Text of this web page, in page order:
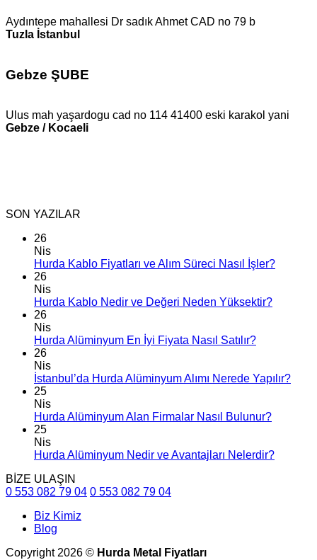
Aydıntepe mahallesi Dr sadık Ahmet CAD no 79 b
Tuzla İstanbul
Gebze ŞUBE
Ulus mah yaşardogu cad no 114 41400 eski karakol yani
Gebze / Kocaeli
SON YAZILAR
26
Nis
Hurda Kablo Fiyatları ve Alım Süreci Nasıl İşler?
26
Nis
Hurda Kablo Nedir ve Değeri Neden Yüksektir?
26
Nis
Hurda Alüminyum En İyi Fiyata Nasıl Satılır?
26
Nis
İstanbul’da Hurda Alüminyum Alımı Nerede Yapılır?
25
Nis
Hurda Alüminyum Alan Firmalar Nasıl Bulunur?
25
Nis
Hurda Alüminyum Nedir ve Avantajları Nelerdir?
BİZE ULAŞIN
0 553 082 79 04 0 553 082 79 04
Biz Kimiz
Blog
Copyright 2026 © Hurda Metal Fiyatları